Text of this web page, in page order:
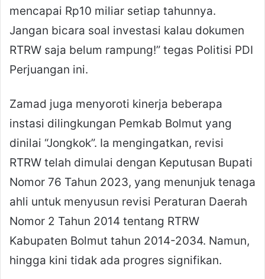
mencapai Rp10 miliar setiap tahunnya.
Jangan bicara soal investasi kalau dokumen
RTRW saja belum rampung!” tegas Politisi PDI
Perjuangan ini.
Zamad juga menyoroti kinerja beberapa
instasi dilingkungan Pemkab Bolmut yang
dinilai “Jongkok”. Ia mengingatkan, revisi
RTRW telah dimulai dengan Keputusan Bupati
Nomor 76 Tahun 2023, yang menunjuk tenaga
ahli untuk menyusun revisi Peraturan Daerah
Nomor 2 Tahun 2014 tentang RTRW
Kabupaten Bolmut tahun 2014-2034. Namun,
hingga kini tidak ada progres signifikan.